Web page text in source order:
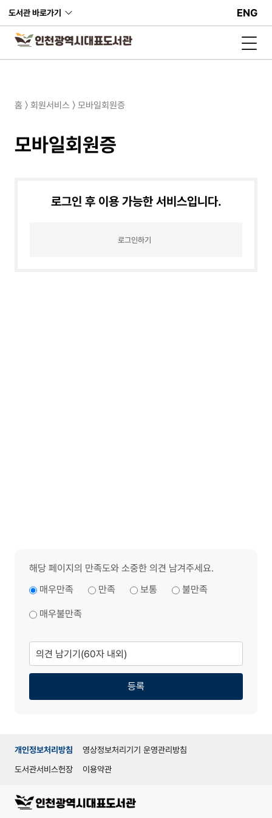
도서관 바로가기 ENG
홈 〉 회원서비스 〉 모바일회원증
모바일회원증
로그인 후 이용 가능한 서비스입니다.
로그인하기
해당 페이지의 만족도와 소중한 의견 남겨주세요.
매우만족
만족 보통 불만족
매우불만족
의
견
남
기
등록
개인정보처리방침
영상정보처리기기 운영관리방침
도서관서비스헌장
이용약관